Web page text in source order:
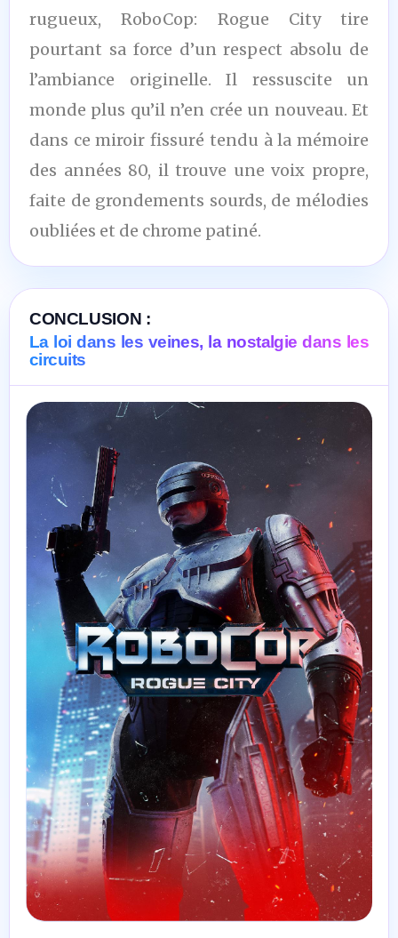
rugueux, RoboCop: Rogue City tire
pourtant sa force d’un respect absolu de
l’ambiance originelle. Il ressuscite un
monde plus qu’il n’en crée un nouveau. Et
dans ce miroir fissuré tendu à la mémoire
des années 80, il trouve une voix propre,
faite de grondements sourds, de mélodies
oubliées et de chrome patiné.
CONCLUSION :
La loi dans les veines, la nostalgie dans les
circuits